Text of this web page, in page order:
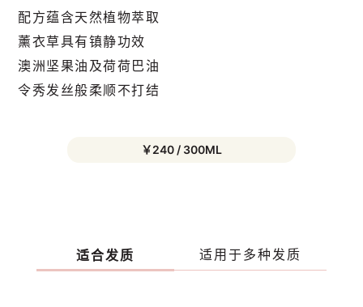
配方蕴含天然植物萃取
薰衣草具有镇静功效
澳洲坚果油及荷荷巴油
令秀发丝般柔顺不打结
￥240 / 300ML
适合发质 适用于多种发质